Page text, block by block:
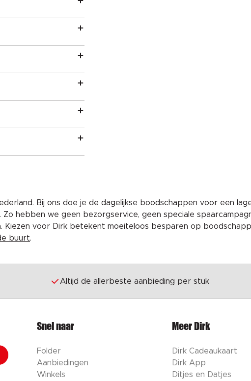
Bij ons doe je de dagelijkse boodschappen voor een
. Zo hebben we geen bezorgservice, geen speciale
voor Dirk betekent moeiteloos besparen op
buurt.
Altijd de allerbeste aanbieding per stuk
Snel naar
Folder
Aanbiedingen
Winkels
Meer Dirk
Dirk Cadeaukaart
Dirk App
Ditjes en Datjes